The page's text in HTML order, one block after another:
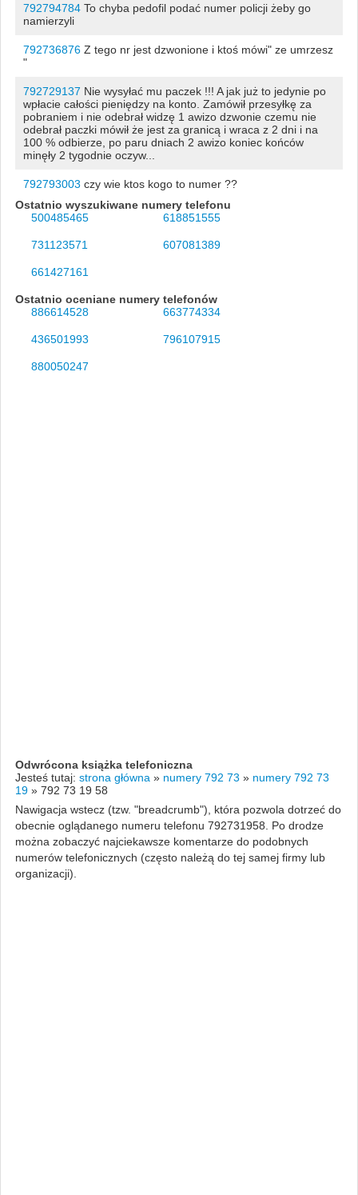
792794784To chyba pedofil podać numer policji żeby go
namierzyli
792736876Z tego nr jest dzwonione i ktoś mówi" ze umrzesz
"
792729137 Nie wysyłać mu paczek !!! A jak już to jedynie po
wpłacie całości pieniędzy na konto. Zamówił przesyłkę za
pobraniem i nie odebrał widzę 1 awizo dzwonie czemu nie
odebrał paczki mówił że jest za granicą i wraca z 2 dni i na
100 % odbierze, po paru dniach 2 awizo koniec końców
minęły 2 tygodnie oczyw...
792793003 czy wie ktos kogo to numer ??
Ostatnio wyszukiwane numery telefonu
500485465
618851555
731123571 607081389
661427161
Ostatnio oceniane numery telefonów
886614528
663774334
436501993 796107915
880050247
Odwrócona książka telefoniczna
Jesteś tutaj: strona główna » numery 792 73 » numery 792 73
19 » 792 73 19 58
Nawigacja wstecz (tzw. "breadcrumb"), która pozwola dotrzeć do
obecnie oglądanego numeru telefonu 792731958. Po drodze
można zobaczyć najciekawsze komentarze do podobnych
numerów telefonicznych (często należą do tej samej firmy lub
organizacji).